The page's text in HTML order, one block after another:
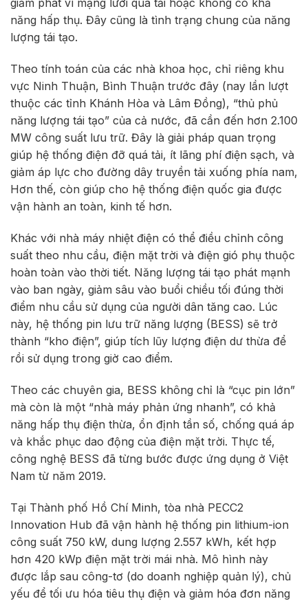
giảm phát vì mạng lưới quá tải hoặc không có khả
năng hấp thụ. Đây cũng là tình trạng chung của năng
lượng tái tạo.
Theo tính toán của các nhà khoa học, chỉ riêng khu
vực Ninh Thuận, Bình Thuận trước đây (nay lần lượt
thuộc các tỉnh Khánh Hòa và Lâm Đồng), “thủ phủ
năng lượng tái tạo” của cả nước, đã cần đến hơn 2.100
MW công suất lưu trữ. Đây là giải pháp quan trọng
giúp hệ thống điện đỡ quá tải, ít lãng phí điện sạch, và
giảm áp lực cho đường dây truyền tải xuống phía nam,
Hơn thế, còn giúp cho hệ thống điện quốc gia được
vận hành an toàn, kinh tế hơn.
Khác với nhà máy nhiệt điện có thể điều chỉnh công
suất theo nhu cầu, điện mặt trời và điện gió phụ thuộc
hoàn toàn vào thời tiết. Năng lượng tái tạo phát mạnh
vào ban ngày, giảm sâu vào buổi chiều tối đúng thời
điểm nhu cầu sử dụng của người dân tăng cao. Lúc
này, hệ thống pin lưu trữ năng lượng (BESS) sẽ trở
thành “kho điện”, giúp tích lũy lượng điện dư thừa để
rồi sử dụng trong giờ cao điểm.
Theo các chuyên gia, BESS không chỉ là “cục pin lớn”
mà còn là một “nhà máy phản ứng nhanh”, có khả
năng hấp thụ điện thừa, ổn định tần số, chống quá áp
và khắc phục dao động của điện mặt trời. Thực tế,
công nghệ BESS đã từng bước được ứng dụng ở Việt
Nam từ năm 2019.
Tại Thành phố Hồ Chí Minh, tòa nhà PECC2
Innovation Hub đã vận hành hệ thống pin lithium-ion
công suất 750 kW, dung lượng 2.557 kWh, kết hợp
hơn 420 kWp điện mặt trời mái nhà. Mô hình này
được lắp sau công-tơ (do doanh nghiệp quản lý), chủ
yếu để tối ưu hóa tiêu thụ điện và giảm hóa đơn năng